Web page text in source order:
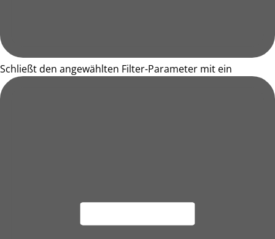
Schließt den angewählten Filter-Parameter mit ein